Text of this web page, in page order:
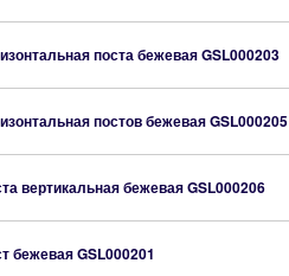
поста бежеваяGSL000203
постов бежеваяGSL000205
вертикальная бежеваяGSL000206
бежеваяGSL000201